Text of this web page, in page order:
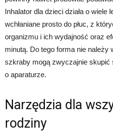
Inhalator dla dzieci działa o wiele
wchłaniane prosto do płuc, z
organizmu i ich wydajność oraz
minutą. Do tego forma nie należy
szkraby mogą zwyczajnie skupić
o aparaturze.
Narzędzia dla
rodziny